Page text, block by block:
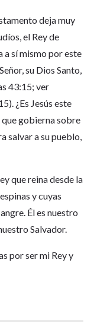
deja muy
el Rey de
a sí mismo por este
su Dios Santo,
43:15; ver
¿Es Jesús este
que gobierna sobre
salvar a su pueblo,
que reina desde la
y cuyas
Él es nuestro
Salvador.
por ser mi Rey y